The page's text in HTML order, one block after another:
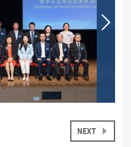
NEXT